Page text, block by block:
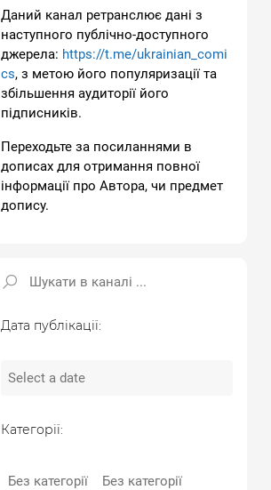
Даний канал ретранслює дані з
наступного публічно-доступного
джерела: https://t.me/ukrainian_comi
cs, з метою його популяризації та
збільшення аудиторії його
підписників.
Переходьте за посиланнями в
дописах для отримання повної
інформації про Автора, чи предмет
допису.
Дата публікації:
Категорії:
Без категорії Без категорії